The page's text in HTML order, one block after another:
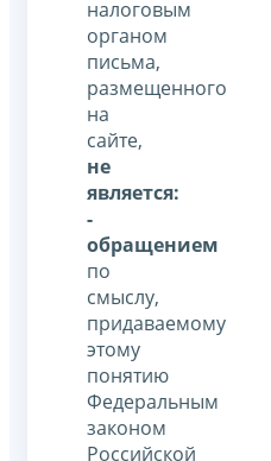
налоговым
органом
письма,
размещенного
на
сайте,
не
является:
-
обращением
по
смыслу,
придаваемому
этому
понятию
Федеральным
законом
Российской